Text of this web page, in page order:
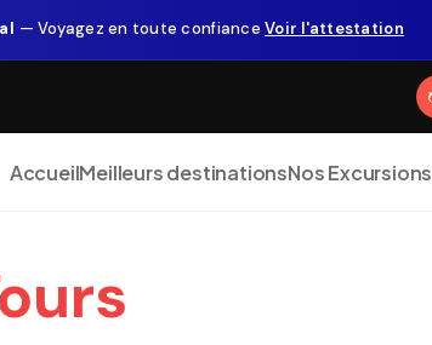
— Voyagez en toute confianceVoir l'attestation
AccueilMeilleurs destinationsNos Excursions